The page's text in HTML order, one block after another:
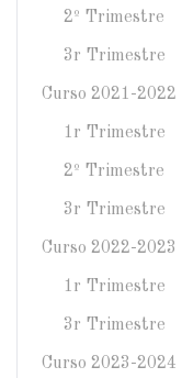
2º Trimestre
3r Trimestre
Curso 2021-2022
1r Trimestre
2º Trimestre
3r Trimestre
Curso 2022-2023
1r Trimestre
3r Trimestre
Curso 2023-2024